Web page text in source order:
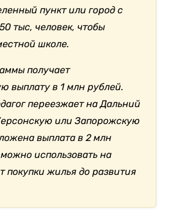
пункт или город с
тыс, человек, чтобы
школе.
получает
выплату в 1 млн рублей.
переезжает на Дальний
или Запорожскую
выплата в 2 млн
использовать на
покупки жилья до развития